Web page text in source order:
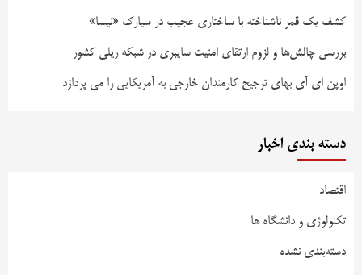
کشف یک قمر ناشناخته با ساختاری عجیب در سیارک «نیسا»
بررسی چالش‌ها و لزوم ارتقای امنیت سایبری در شبکه ریلی کشور
اوپن ای آی بهای ترجیح کارمندان خارجی به آمریکایی را می پردازد
دسته بندی اخبار
اقتصاد
تکنولوژی و دانشگاه ها
دسته‌بندی نشده